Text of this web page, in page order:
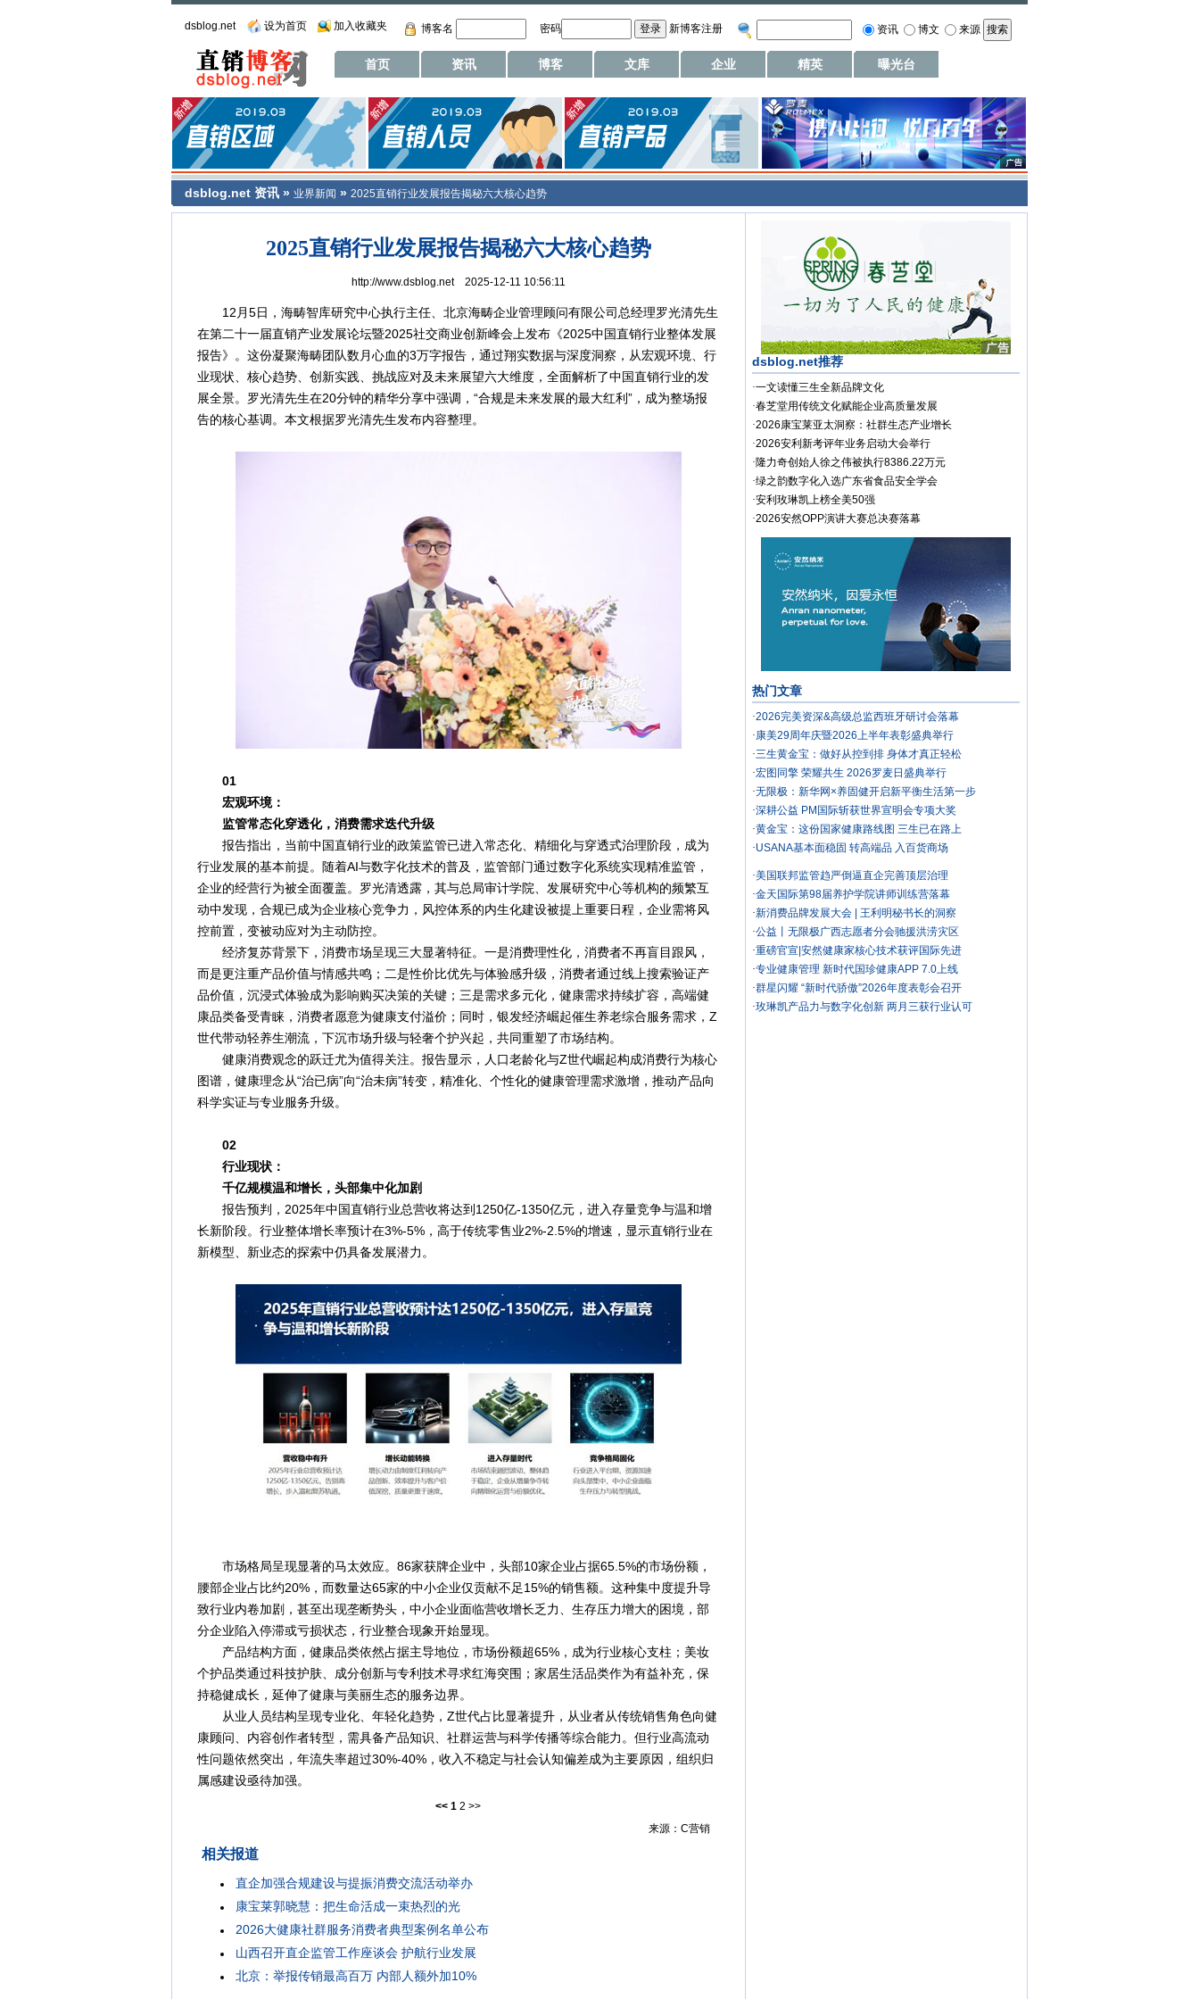
dsblog.net 设为首页 加入收藏夹 博客名 密码 新博客注册 资讯 博文 来源
首页 资讯 博客 文库 企业 精英 曝光台
dsblog.net 资讯 » 业界新闻 » 2025直销行业发展报告揭秘六大核心趋势
2025直销行业发展报告揭秘六大核心趋势
http://www.dsblog.net 2025-12-11 10:56:11
12月5日，海畴智库研究中心执行主任、北京海畴企业管理顾问有限公司总经理罗光清先生
在第二十一届直销产业发展论坛暨2025社交商业创新峰会上发布《2025中国直销行业整体发展
报告》。这份凝聚海畴团队数月心血的3万字报告，通过翔实数据与深度洞察，从宏观环境、行
业现状、核心趋势、创新实践、挑战应对及未来展望六大维度，全面解析了中国直销行业的发
展全景。罗光清先生在20分钟的精华分享中强调，“合规是未来发展的最大红利”，成为整场报
告的核心基调。本文根据罗光清先生发布内容整理。
01
宏观环境：
监管常态化穿透化，消费需求迭代升级
报告指出，当前中国直销行业的政策监管已进入常态化、精细化与穿透式治理阶段，成为
行业发展的基本前提。随着AI与数字化技术的普及，监管部门通过数字化系统实现精准监管，
企业的经营行为被全面覆盖。罗光清透露，其与总局审计学院、发展研究中心等机构的频繁互
动中发现，合规已成为企业核心竞争力，风控体系的内生化建设被提上重要日程，企业需将风
控前置，变被动应对为主动防控。
经济复苏背景下，消费市场呈现三大显著特征。一是消费理性化，消费者不再盲目跟风，
而是更注重产品价值与情感共鸣；二是性价比优先与体验感升级，消费者通过线上搜索验证产
品价值，沉浸式体验成为影响购买决策的关键；三是需求多元化，健康需求持续扩容，高端健
康品类备受青睐，消费者愿意为健康支付溢价；同时，银发经济崛起催生养老综合服务需求，Z
世代带动轻养生潮流，下沉市场升级与轻奢个护兴起，共同重塑了市场结构。
健康消费观念的跃迁尤为值得关注。报告显示，人口老龄化与Z世代崛起构成消费行为核心
图谱，健康理念从“治已病”向“治未病”转变，精准化、个性化的健康管理需求激增，推动产品向
科学实证与专业服务升级。
02
行业现状：
千亿规模温和增长，头部集中化加剧
报告预判，2025年中国直销行业总营收将达到1250亿-1350亿元，进入存量竞争与温和增
长新阶段。行业整体增长率预计在3%-5%，高于传统零售业2%-2.5%的增速，显示直销行业在
新模型、新业态的探索中仍具备发展潜力。
市场格局呈现显著的马太效应。86家获牌企业中，头部10家企业占据65.5%的市场份额，
腰部企业占比约20%，而数量达65家的中小企业仅贡献不足15%的销售额。这种集中度提升导
致行业内卷加剧，甚至出现垄断势头，中小企业面临营收增长乏力、生存压力增大的困境，部
分企业陷入停滞或亏损状态，行业整合现象开始显现。
产品结构方面，健康品类依然占据主导地位，市场份额超65%，成为行业核心支柱；美妆
个护品类通过科技护肤、成分创新与专利技术寻求红海突围；家居生活品类作为有益补充，保
持稳健成长，延伸了健康与美丽生态的服务边界。
从业人员结构呈现专业化、年轻化趋势，Z世代占比显著提升，从业者从传统销售角色向健
康顾问、内容创作者转型，需具备产品知识、社群运营与科学传播等综合能力。但行业高流动
性问题依然突出，年流失率超过30%-40%，收入不稳定与社会认知偏差成为主要原因，组织归
属感建设亟待加强。
<< 1 2 >>
来源：C营销
相关报道
直企加强合规建设与提振消费交流活动举办
康宝莱郭晓慧：把生命活成一束热烈的光
2026大健康社群服务消费者典型案例名单公布
山西召开直企监管工作座谈会 护航行业发展
北京：举报传销最高百万 内部人额外加10%
dsblog.net推荐
·一文读懂三生全新品牌文化
·春芝堂用传统文化赋能企业高质量发展
·2026康宝莱亚太洞察：社群生态产业增长
·2026安利新考评年业务启动大会举行
·隆力奇创始人徐之伟被执行8386.22万元
·绿之韵数字化入选广东省食品安全学会
·安利玫琳凯上榜全美50强
·2026安然OPP演讲大赛总决赛落幕
热门文章
·2026完美资深&高级总监西班牙研讨会落幕
·康美29周年庆暨2026上半年表彰盛典举行
·三生黄金宝：做好从控到排 身体才真正轻松
·宏图同擎 荣耀共生 2026罗麦日盛典举行
·无限极：新华网×养固健开启新平衡生活第一步
·深耕公益 PM国际斩获世界宣明会专项大奖
·黄金宝：这份国家健康路线图 三生已在路上
·USANA基本面稳固 转高端品 入百货商场
·美国联邦监管趋严倒逼直企完善顶层治理
·金天国际第98届养护学院讲师训练营落幕
·新消费品牌发展大会 | 王利明秘书长的洞察
·公益丨无限极广西志愿者分会驰援洪涝灾区
·重磅官宣|安然健康家核心技术获评国际先进
·专业健康管理 新时代国珍健康APP 7.0上线
·群星闪耀 “新时代骄傲”2026年度表彰会召开
·玫琳凯产品力与数字化创新 两月三获行业认可